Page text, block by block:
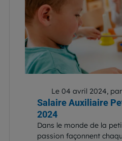
Le 04 avril 2024,
Salaire Auxiliaire
2024
Dans le monde de la
passion façonnent